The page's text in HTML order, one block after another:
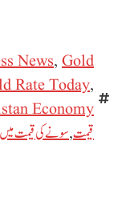
News, Gold
Rate Today,
Economy
قیمت,سونے کی قیمت